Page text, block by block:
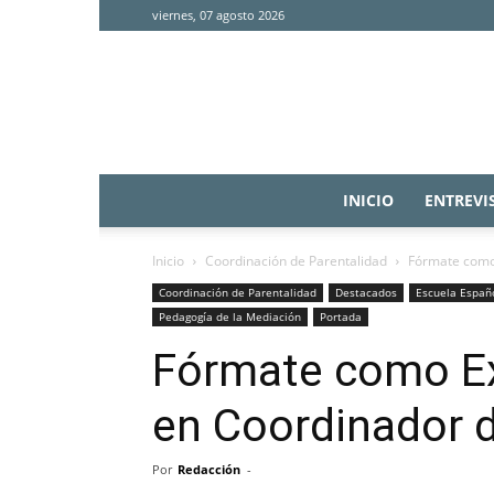
viernes, 07 agosto 2026
INICIO
Inicio Coordinación de Parentalidad Fórmate
Coordinación de Parentalidad Destacados Escuela
Pedagogía de la Mediación
Portada
Fórmate como
en Coordinador
Por Redacción -